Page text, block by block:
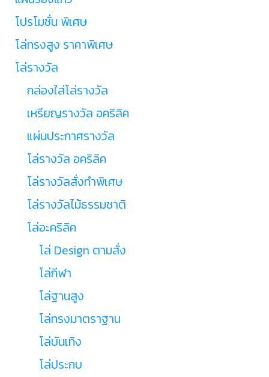
โปรโมชั่น พิเศษ
โล่ทรงสูง ราคาพิเศษ
โล่รางวัล
กล่องใส่โล่รางวัล
เหรียญรางวัล อคริลิค
แผ่นประกาศรางวัล
โล่รางวัล อคริลิค
โล่รางวัลสั่งทำพิเศษ
โล่รางวัลไม้ธรรมชาติ
โล่อะคริลิค
โล่ Design ตามสั่ง
โล่กีฬา
โล่ฐานสูง
โล่ทรงมาตราฐาน
โล่บันเทิง
โล่ประกบ